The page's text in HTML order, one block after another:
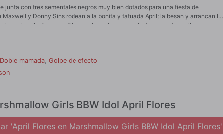
junta con tres sementales negros muy bien dotados para una fiesta de
y Donny Sins rodean a la bonita y tatuada April; la besan y arrancan los
April se arrodilla para hacerle sexo oral a tres grandes pollas negras,
de pollas/comidas de coño se intensifica y, en una mamada en círculo
Doble mamada, Golpe de efecto
Girls BBW Idol April Flores
'April Flores en Marshmallow Girls BBW Idol April Flores'